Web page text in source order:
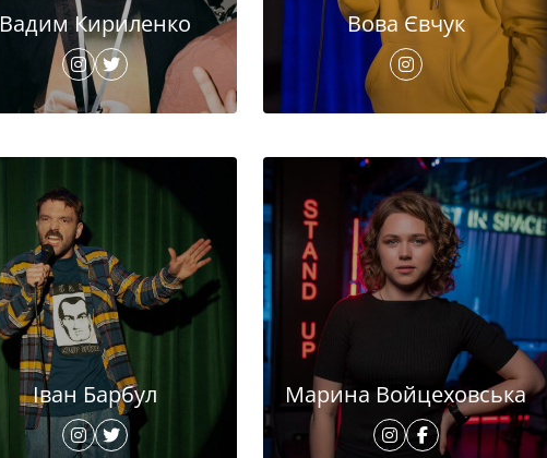
Вадим Кириленко Вова Євчук
Іван Барбул Марина Войцеховська